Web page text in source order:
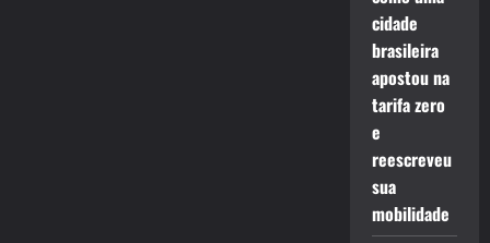
cidade
brasileira
apostou na
tarifa zero
e
reescreveu
sua
mobilidade